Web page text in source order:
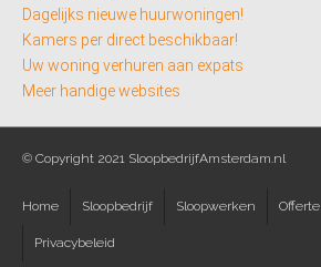
Dagelijks nieuwe huurwoningen!
Kamers per direct beschikbaar!
Uw woning verhuren aan expats
Meer handige websites
© Copyright 2021 SloopbedrijfAmsterdam.nl
Home Sloopbedrijf Sloopwerken Offerte
Privacybeleid